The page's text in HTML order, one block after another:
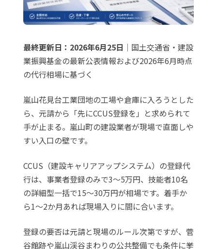
最終更新日：2026年6月25日 ｜国土交通省・建設
業振興基金の最新公表情報および2026年6月時点
の代行相場に基づく
嵐山花見台工業団地の工場や倉庫に入ろうとした
ら、元請から「先にCCUS登録を」と求められて
手が止まる。嵐山町の建設業者が現場で直面しや
すい入口の壁です。
CCUS（建設キャリアアップシステム）の登録代
行は、事業者登録のみで3〜5万円、技能者10名
の詳細型一括で15〜30万円が相場です。着手か
ら1〜2か月あれば現場入りに間に合います。
登録の要否は元請と現場のルール次第ですが、菅
谷館跡や嵐山渓谷まわりの公共整備でも条件に挙